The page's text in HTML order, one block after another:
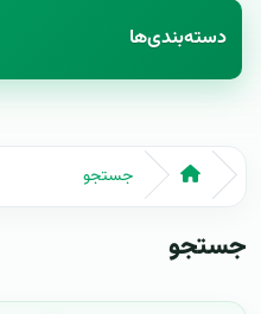
دسته‌بندی‌ها
جستجو
جستجو